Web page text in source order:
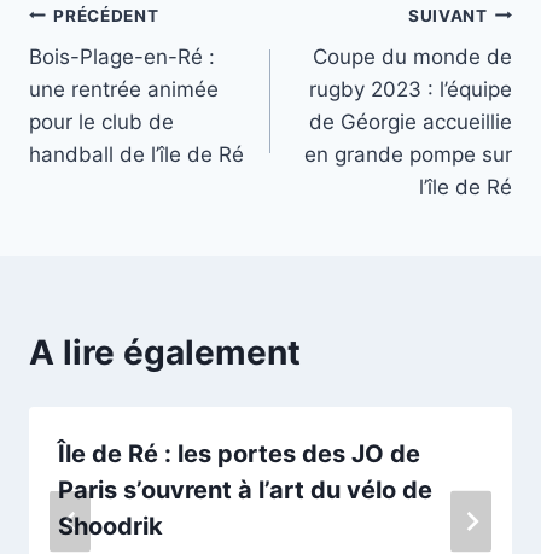
Navigation
de
l’article
PRÉCÉDENT
Bois-Plage-en-Ré :
une rentrée animée
pour le club de
handball de l’île de Ré
SUIVANT
Coupe du monde de
rugby 2023 : l’équipe
de Géorgie accueillie
en grande pompe sur
l’île de Ré
A lire également
Île de Ré : les portes des JO de
Paris s’ouvrent à l’art du vélo de
Shoodrik